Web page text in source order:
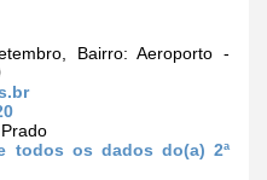
Bairro: Aeroporto -
todos os dados do(a) 2ª